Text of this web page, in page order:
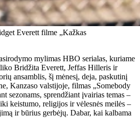
Everett filme „Kažkas
mylimas HBO serialas, kuriame
Bridžita Everett, Jeffas Hilleris ir
ansamblis, šį mėnesį, deja, paskutinį
Kanzaso valstijoje, filmas „Somebody
sezonams, sprendžiant įvairias temas –
keistumo, religijos ir vėlesnės meilės –
ir būrius gerbėjų. Dabar, kai kalbama